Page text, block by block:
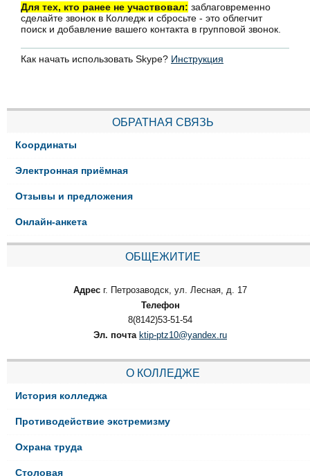
Для тех, кто ранее не участвовал: заблаговременно
сделайте звонок в Колледж и сбросьте - это облегчит
поиск и добавление вашего контакта в групповой звонок.
Как начать использовать Skype? Инструкция
ОБРАТНАЯ СВЯЗЬ
Координаты
Электронная приёмная
Отзывы и предложения
Онлайн-анкета
ОБЩЕЖИТИЕ
Адрес г. Петрозаводск, ул. Лесная, д. 17
Телефон
8(8142)53-51-54
Эл. почта ktip-ptz10@yandex.ru
О КОЛЛЕДЖЕ
История колледжа
Противодействие экстремизму
Охрана труда
Столовая